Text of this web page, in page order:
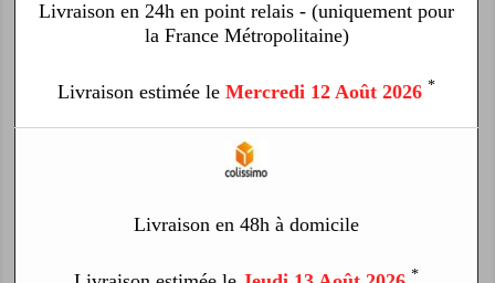
Livraison en 24h en point relais - (uniquement pour
la France Métropolitaine)
Livraison estimée le Mercredi 12 Août 2026 *
Livraison en 48h à domicile
*